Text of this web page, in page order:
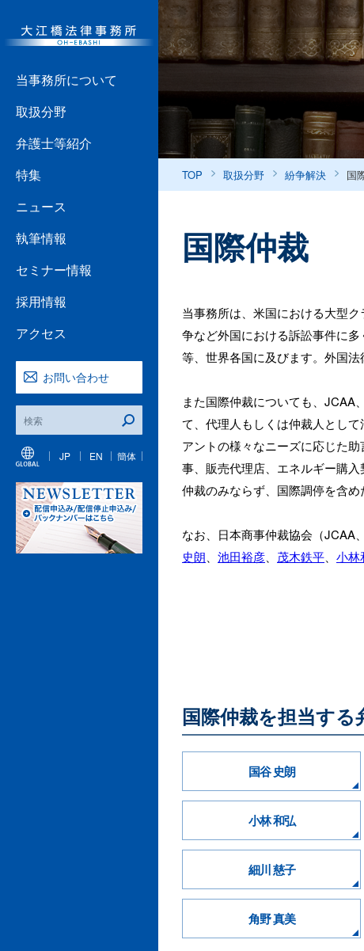
当事務所について
取扱分野
弁護士等紹介
特集
ニュース
執筆情報
セミナー情報
採用情報
アクセス
お問い合わせ
JP EN 簡体
TOP 取扱分野 紛争解決 国
国際仲裁
当事務所は、米国における大型
争など外国における訴訟事件に
等、世界各国に及びます。外国
また国際仲裁についても、JCAA
て、代理人もしくは仲裁人とし
アントの様々なニーズに応じた
事、販売代理店、エネルギー購入
仲裁のみならず、国際調停を含
なお、日本商事仲裁協会（JCAA
史朗
池田裕彦 茂木鉄平 小林
国際仲裁を担当する
国谷 史朗
小林 和弘
細川 慈子
角野 真美